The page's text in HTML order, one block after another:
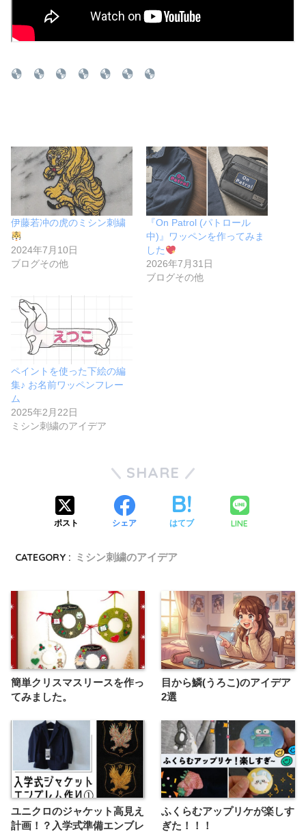
伊藤若冲の虎のミシン刺繍
2024年7月10日
ブログその他
『On Patrol (パトロール
中)』ワッペンを作ってみま
した
2026年7月31日
ブログその他
ペイントを使った下絵の編
集♪ お名前ワッペンフレー
ム
2025年2月22日
ミシン刺繍のアイデア
SHARE
ポスト シェア はてブ LINE
CATEGORY : ミシン刺繍のアイデア
簡単クリスマスリースを作っ
てみました。
目から鱗(うろこ)のアイデア
2選
ユニクロのジャケット高見え
計画！？入学式準備エンブレ
ふくらむアップリケが楽しす
ぎた！！！